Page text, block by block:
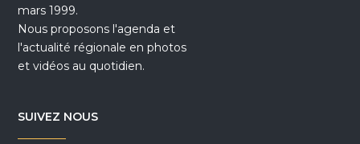
mars 1999.
Nous proposons l'agenda et
l'actualité régionale en photos
et vidéos au quotidien.
SUIVEZ NOUS